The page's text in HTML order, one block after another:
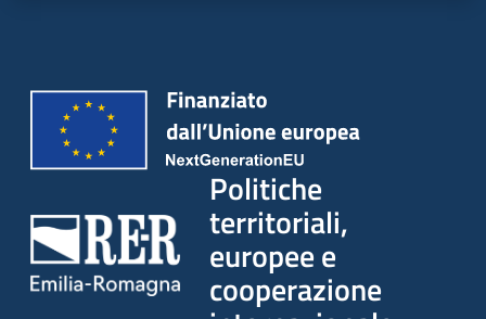
Politiche
territoriali,
europee e
cooperazione